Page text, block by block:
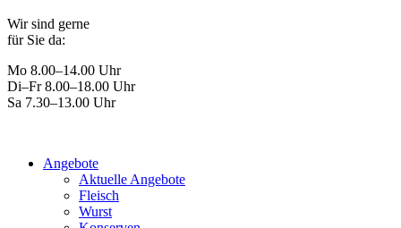
Wir sind gerne
für Sie da:
Mo 8.00–14.00 Uhr
Di–Fr 8.00–18.00 Uhr
Sa 7.30–13.00 Uhr
Angebote
Aktuelle Angebote
Fleisch
Wurst